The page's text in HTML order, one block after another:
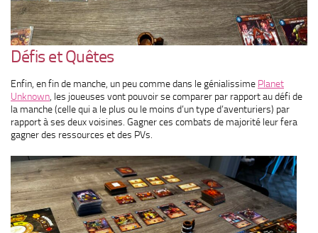
Défis et Quêtes
Enfin, en fin de manche, un peu comme dans le génialissime Planet
Unknown, les joueuses vont pouvoir se comparer par rapport au défi de
la manche (celle qui a le plus ou le moins d’un type d’aventuriers) par
rapport à ses deux voisines. Gagner ces combats de majorité leur fera
gagner des ressources et des PVs.